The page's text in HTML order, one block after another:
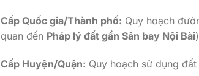
Cấp Quốc gia/Thành phố: Quy hoạch
quan đến Pháp lý đất gần Sân bay Nội Bài
Cấp Huyện/Quận: Quy hoạch sử dụng